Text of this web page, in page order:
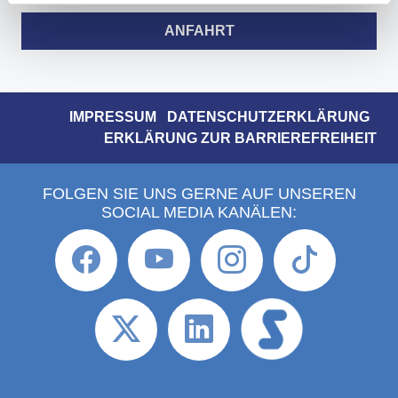
ANFAHRT
IMPRESSUM
DATENSCHUTZERKLÄRUNG
ERKLÄRUNG ZUR BARRIEREFREIHEIT
FOLGEN SIE UNS GERNE AUF UNSEREN
SOCIAL MEDIA KANÄLEN: